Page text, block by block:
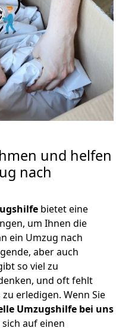
und helfen
nach
bietet eine
um Ihnen die
ein Umzug nach
aber auch
so viel zu
und oft fehlt
erledigen. Wenn Sie
Umzugshilfe bei uns
auf einen